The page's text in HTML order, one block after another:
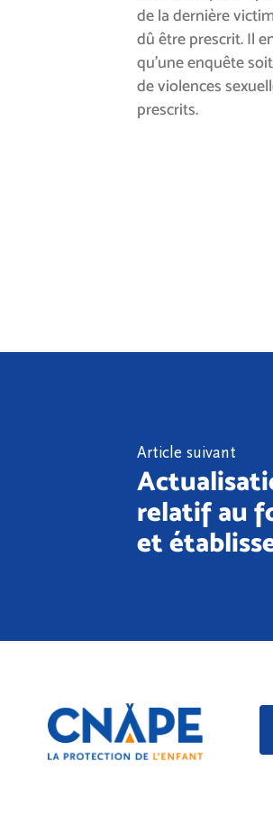
de la dernière
dû être prescrit. Il
qu’une enquête
de violences
prescrits.
Article suivant
relatif au
et